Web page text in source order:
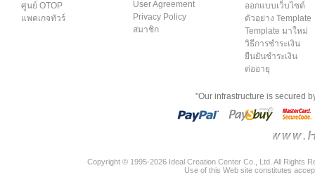
ศูนย์ OTOP
แพคเกจทัวร์
User Agreement
Privacy Policy
สมาชิก
ออกแบบเว็บไซต์
ตัวอย่าง Template
Template มาใหม่
วิธีการชำระเงิน
ยืนยันชำระเงิน
ต่ออายุ
"Our infrastructure is secured
Copyright © 1995-2026 Ideal Creation Center Co., Ltd. All Rights
Use of this Web site constitutes